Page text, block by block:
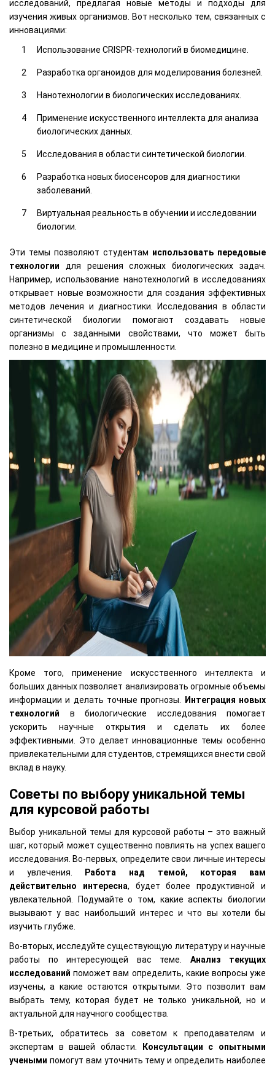
исследований, предлагая новые методы и подходы для
изучения живых организмов. Вот несколько тем, связанных с
инновациями:
Использование CRISPR-технологий в биомедицине.
Разработка органоидов для моделирования болезней.
Нанотехнологии в биологических исследованиях.
Применение искусственного интеллекта для анализа
биологических данных.
Исследования в области синтетической биологии.
Разработка новых биосенсоров для диагностики
заболеваний.
Виртуальная реальность в обучении и исследовании
биологии.
Эти темы позволяют студентам использовать передовые
технологии для решения сложных биологических задач.
Например, использование нанотехнологий в исследованиях
открывает новые возможности для создания эффективных
методов лечения и диагностики. Исследования в области
синтетической биологии помогают создавать новые
организмы с заданными свойствами, что может быть
полезно в медицине и промышленности.
Кроме того, применение искусственного интеллекта и
больших данных позволяет анализировать огромные объемы
информации и делать точные прогнозы.
Интеграция новых
технологий в биологические исследования помогает
ускорить научные открытия и сделать их более
эффективными. Это делает инновационные темы особенно
привлекательными для студентов, стремящихся внести свой
вклад в науку.
Советы по выбору уникальной темы
для курсовой работы
Выбор уникальной темы для курсовой работы – это важный
шаг, который может существенно повлиять на успех вашего
исследования. Во-первых, определите свои личные интересы
и увлечения.
Работа над темой, которая вам
действительно интересна, будет более продуктивной и
увлекательной. Подумайте о том, какие аспекты биологии
вызывают у вас наибольший интерес и что вы хотели бы
изучить глубже.
Во-вторых, исследуйте существующую литературу и научные
работы по интересующей вас теме. Анализ текущих
исследований поможет вам определить, какие вопросы уже
изучены, а какие остаются открытыми. Это позволит вам
выбрать тему, которая будет не только уникальной, но и
актуальной для научного сообщества.
В-третьих, обратитесь за советом к преподавателям и
экспертам в вашей области.
Консультации с опытными
учеными помогут вам уточнить тему и определить наиболее